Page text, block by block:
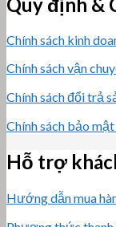
Chính sách kinh
Chính sách vận
Chính sách đổi trả
Chính sách bảo
Hỗ trợ
Hướng dẫn mua